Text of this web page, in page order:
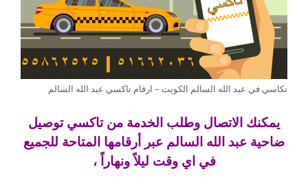
تكاسي في عبد الله السالم الكويت – ارقام تاكسي عبد الله السالم
يمكنك الاتصال وطلب الخدمة من تاكسي توصيل
ضاحية عبد الله السالم عبر أرقامها المتاحة للجميع
في اي وقت ليلاً ونهاراً ،